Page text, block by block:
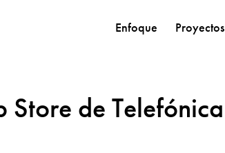
Enfoque Proyectos
Store de Telefónica